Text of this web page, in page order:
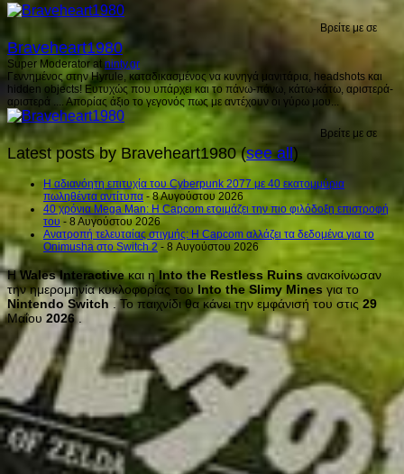
Βρείτε με σε
Braveheart1980
Super Moderator at ninty.gr
Γεννημένος στην Hyrule, καταδικασμένος να κυνηγά μανιτάρια, headshots και
hidden objects! Ευτυχώς που υπάρχει και το πάνω-πάνω, κάτω-κάτω, αριστερά-
αριστερά .... Απορίας άξιο το γεγονός πως με αντέχουν οι γύρω μου...
Βρείτε με σε
Latest posts by Braveheart1980(see all)
H αδιανόητη επιτυχία του Cyberpunk 2077 με 40 εκατομμύρια
πωληθέντα αντίτυπα - 8 Αυγούστου 2026
40 χρόνια Mega Man: Η Capcom ετοιμάζει την πιο φιλόδοξη επιστροφή
του - 8 Αυγούστου 2026
Ανατροπή τελευταίας στιγμής: Η Capcom αλλάζει τα δεδομένα για το
Onimusha στο Switch 2 - 8 Αυγούστου 2026
ΗWales Interactiveκαι ηInto the Restless Ruinsανακοίνωσαν
την ημερομηνία κυκλοφορίας του Into the Slimy Mines για το
Nintendo Switch . Το παιχνίδι θα κάνει την εμφάνισή του στις 29
Μαΐου 2026